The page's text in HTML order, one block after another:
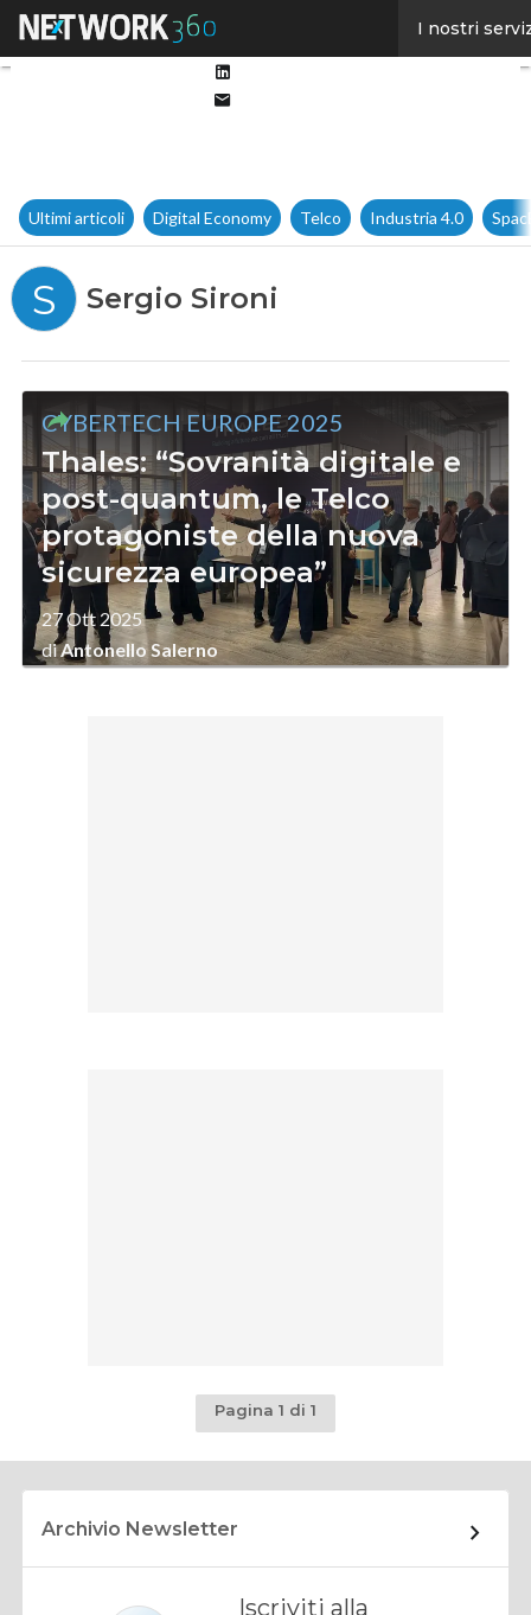
I nostri
Ultimi articoli Digital Economy Telco Industria 4.0
S Sergio Sironi
CYBERTECH EUROPE 2025
Thales: “Sovranità digitale e
post-quantum, le Telco
protagoniste della nuova
sicurezza europea”
27 Ott 2025
diAntonello Salerno
Pagina 1 di 1
Archivio Newsletter
Iscriviti alla